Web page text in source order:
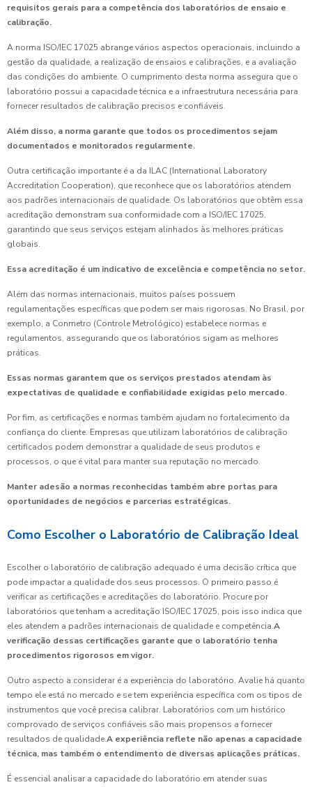
requisitos gerais para a competência dos laboratórios de ensaio e
calibração.
A norma ISO/IEC 17025 abrange vários aspectos operacionais, incluindo a
gestão da qualidade, a realização de ensaios e calibrações, e a avaliação
das condições do ambiente. O cumprimento desta norma assegura que o
laboratório possui a capacidade técnica e a infraestrutura necessária para
fornecer resultados de calibração precisos e confiáveis.
Além disso, a norma garante que todos os procedimentos sejam
documentados e monitorados regularmente.
Outra certificação importante é a da ILAC (International Laboratory
Accreditation Cooperation), que reconhece que os laboratórios atendem
aos padrões internacionais de qualidade. Os laboratórios que obtêm essa
acreditação demonstram sua conformidade com a ISO/IEC 17025,
garantindo que seus serviços estejam alinhados às melhores práticas
globais.
Essa acreditação é um indicativo de excelência e competência no setor.
Além das normas internacionais, muitos países possuem
regulamentações específicas que podem ser mais rigorosas. No Brasil, por
exemplo, a Conmetro (Controle Metrológico) estabelece normas e
regulamentos, assegurando que os laboratórios sigam as melhores
práticas.
Essas normas garantem que os serviços prestados atendam às
expectativas de qualidade e confiabilidade exigidas pelo mercado.
Por fim, as certificações e normas também ajudam no fortalecimento da
confiança do cliente. Empresas que utilizam laboratórios de calibração
certificados podem demonstrar a qualidade de seus produtos e
processos, o que é vital para manter sua reputação no mercado.
Manter adesão a normas reconhecidas também abre portas para
oportunidades de negócios e parcerias estratégicas.
Como Escolher o Laboratório de Calibração Ideal
Escolher o laboratório de calibração adequado é uma decisão crítica que
pode impactar a qualidade dos seus processos. O primeiro passo é
verificar as certificações e acreditações do laboratório. Procure por
laboratórios que tenham a acreditação ISO/IEC 17025, pois isso indica que
eles atendem a padrões internacionais de qualidade e competência.A
verificação dessas certificações garante que o laboratório tenha
procedimentos rigorosos em vigor.
Outro aspecto a considerar é a experiência do laboratório. Avalie há quanto
tempo ele está no mercado e se tem experiência específica com os tipos de
instrumentos que você precisa calibrar. Laboratórios com um histórico
comprovado de serviços confiáveis são mais propensos a fornecer
resultados de qualidade.A experiência reflete não apenas a capacidade
técnica, mas também o entendimento de diversas aplicações práticas.
É essencial analisar a capacidade do laboratório em atender suas